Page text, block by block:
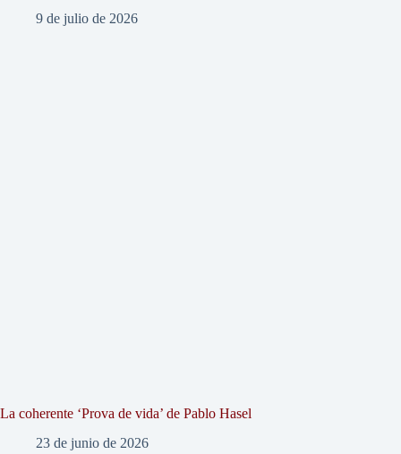
9 de julio de 2026
La coherente ‘Prova de vida’ de Pablo Hasel
23 de junio de 2026